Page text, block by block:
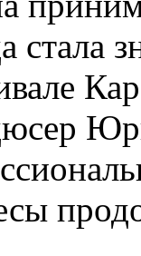
стала